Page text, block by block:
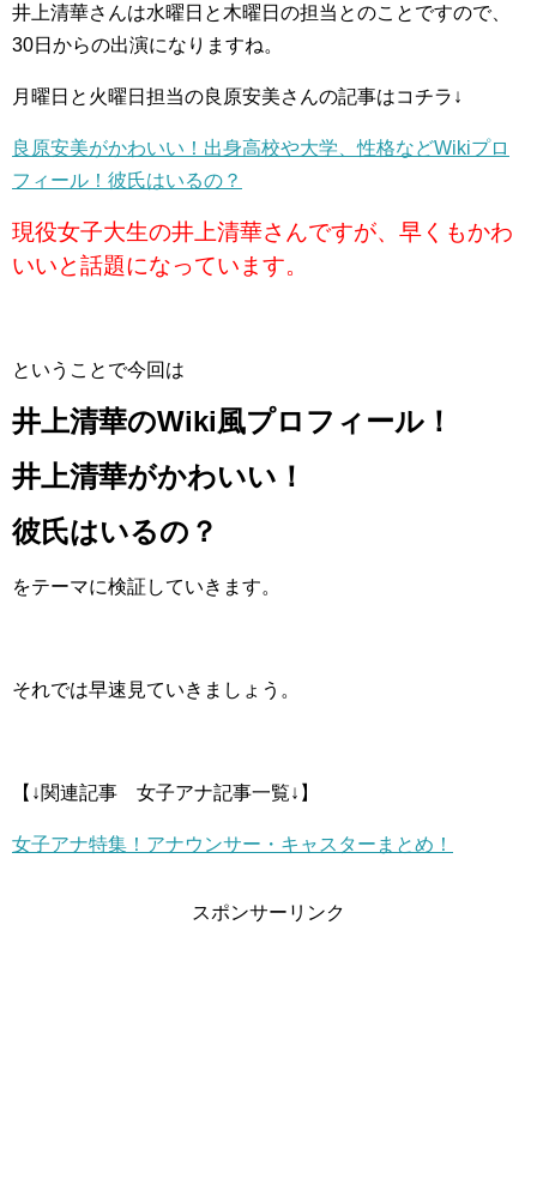
井上清華さんは水曜日と木曜日の担当とのことですので、
30日からの出演になりますね。
月曜日と火曜日担当の良原安美さんの記事はコチラ↓
良原安美がかわいい！出身高校や大学、性格などWikiプロ
フィール！彼氏はいるの？
現役女子大生の井上清華さんですが、早くもかわ
いいと話題になっています。
ということで今回は
井上清華のWiki風プロフィール！
井上清華がかわいい！
彼氏はいるの？
をテーマに検証していきます。
それでは早速見ていきましょう。
【↓関連記事 女子アナ記事一覧↓】
女子アナ特集！アナウンサー・キャスターまとめ！
スポンサーリンク